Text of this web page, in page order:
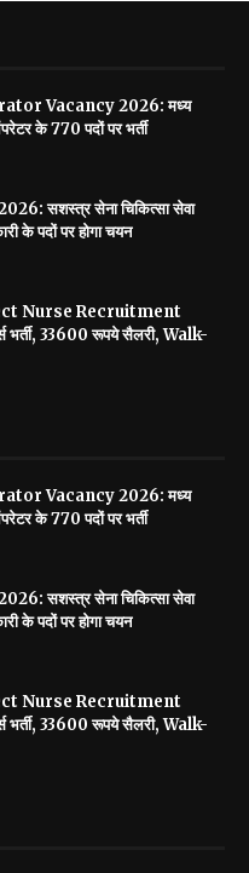
Vacancy 2026: मध्य
के 770 पदों पर भर्ती
सशस्त्र सेना चिकित्सा सेवा
के पदों पर होगा चयन
Nurse Recruitment
भर्ती, 33600 रूपये सैलरी, Walk-
Vacancy 2026: मध्य
के 770 पदों पर भर्ती
सशस्त्र सेना चिकित्सा सेवा
के पदों पर होगा चयन
Nurse Recruitment
भर्ती, 33600 रूपये सैलरी, Walk-